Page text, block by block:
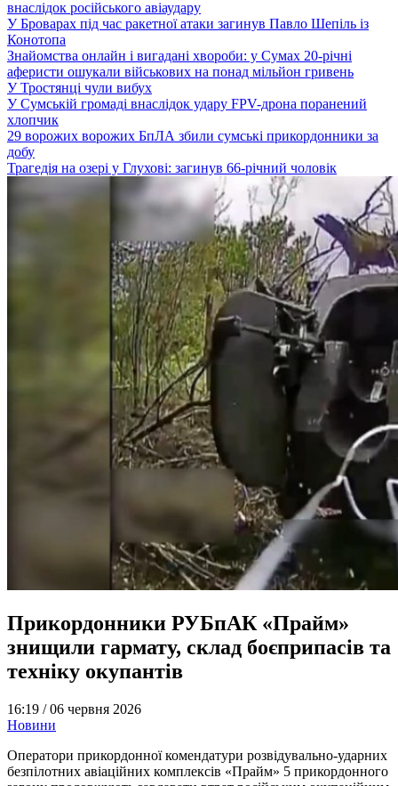
внаслідок російського авіаудару
У Броварах під час ракетної атаки загинув Павло Шепіль із
Конотопа
Знайомства онлайн і вигадані хвороби: у Сумах 20-річні
аферисти ошукали військових на понад мільйон гривень
У Тростянці чули вибух
У Сумській громаді внаслідок удару FPV-дрона поранений
хлопчик
29 ворожих ворожих БпЛА збили сумські прикордонники за
добу
Трагедія на озері у Глухові: загинув 66-річний чоловік
Прикордонники РУБпАК «Прайм»
знищили гармату, склад боєприпасів та
техніку окупантів
16:19 /06 червня 2026
Новини
Оператори прикордонної комендатури розвідувально-ударних
безпілотних авіаційних комплексів «Прайм» 5 прикордонного